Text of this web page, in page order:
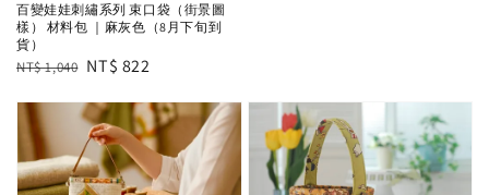
百變娃娃刺繡系列 束口袋（街景圖
樣） 材料包 ｜麻灰色（8月下旬到
貨）
Regular
NT$ 1,040 Sale
NT$ 822